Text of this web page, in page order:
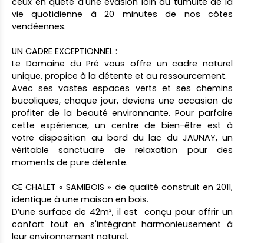
vie quotidienne à 20 minutes de nos côtes
vendéennes.
UN CADRE EXCEPTIONNEL :
Le Domaine du Pré vous offre un cadre naturel
unique, propice à la détente et au ressourcement.
Avec ses vastes espaces verts et ses chemins
bucoliques, chaque jour, deviens une occasion de
profiter de la beauté environnante. Pour parfaire
cette expérience, un centre de bien-être est à
votre disposition au bord du lac du JAUNAY, un
véritable sanctuaire de relaxation pour des
moments de pure détente.
CE CHALET « SAMIBOIS » de qualité construit en 2011,
identique à une maison en bois.
D’une surface de 42m², il est conçu pour offrir un
confort tout en s'intégrant harmonieusement à
leur environnement naturel.